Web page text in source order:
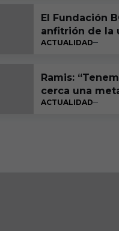
El Fundación
anfitrión de la
gran fiesta de
ACTUALIDAD
Ramis:
cerca una
bonita de
ACTUALIDAD